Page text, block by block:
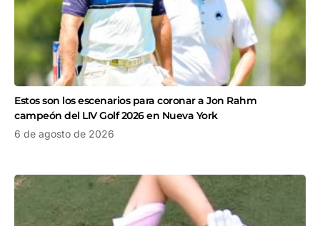
Estos son los escenarios para coronar a Jon Rahm
campeón del LIV Golf 2026 en Nueva York
6 de agosto de 2026